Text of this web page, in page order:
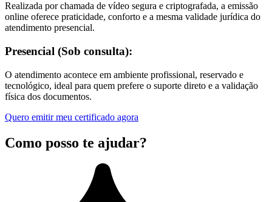
Realizada por chamada de vídeo segura e criptografada, a emissão
online oferece praticidade, conforto e a mesma validade jurídica do
atendimento presencial.
Presencial (Sob consulta):
O atendimento acontece em ambiente profissional, reservado e
tecnológico, ideal para quem prefere o suporte direto e a validação
física dos documentos.
Quero emitir meu certificado agora
Como posso te ajudar?